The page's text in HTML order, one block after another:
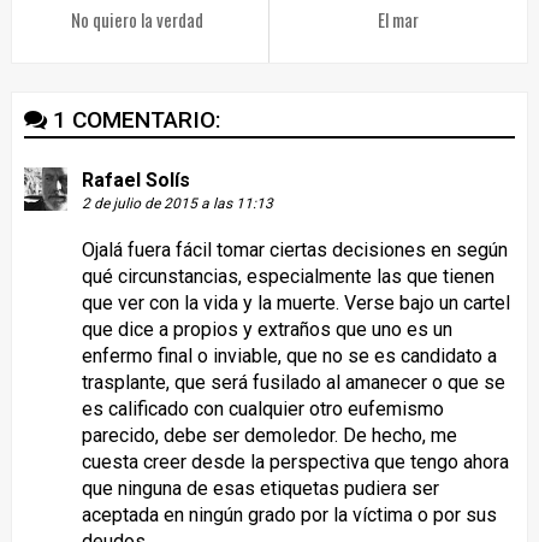
El mar
No quiero la verdad
1 COMENTARIO:
Rafael Solís
2 de julio de 2015 a las 11:13
Ojalá fuera fácil tomar ciertas decisiones en según
qué circunstancias, especialmente las que tienen
que ver con la vida y la muerte. Verse bajo un cartel
que dice a propios y extraños que uno es un
enfermo final o inviable, que no se es candidato a
trasplante, que será fusilado al amanecer o que se
es calificado con cualquier otro eufemismo
parecido, debe ser demoledor. De hecho, me
cuesta creer desde la perspectiva que tengo ahora
que ninguna de esas etiquetas pudiera ser
aceptada en ningún grado por la víctima o por sus